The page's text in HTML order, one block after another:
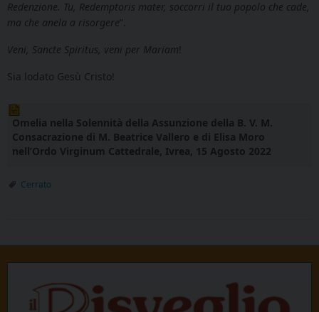
Redenzione. Tu, Redemptoris mater, soccorri il tuo popolo che cade,
ma che anela a risorgere”.
Veni, Sancte Spiritus, veni per Mariam
Sia lodato Gesù Cristo!
Omelia nella Solennità della Assunzione della B. V. M.
Consacrazione di M. Beatrice Vallero e di Elisa Moro
nell’Ordo Virginum Cattedrale, Ivrea, 15 Agosto 2022
Cerrato